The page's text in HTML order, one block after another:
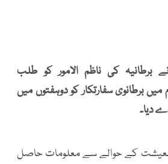
برطانیہ کی ناظم الامور کو طلب
برطانوی سفارتکار کو دوہفتوں میں
دیا۔
معیشت کے حوالے سے معلومات حاصل